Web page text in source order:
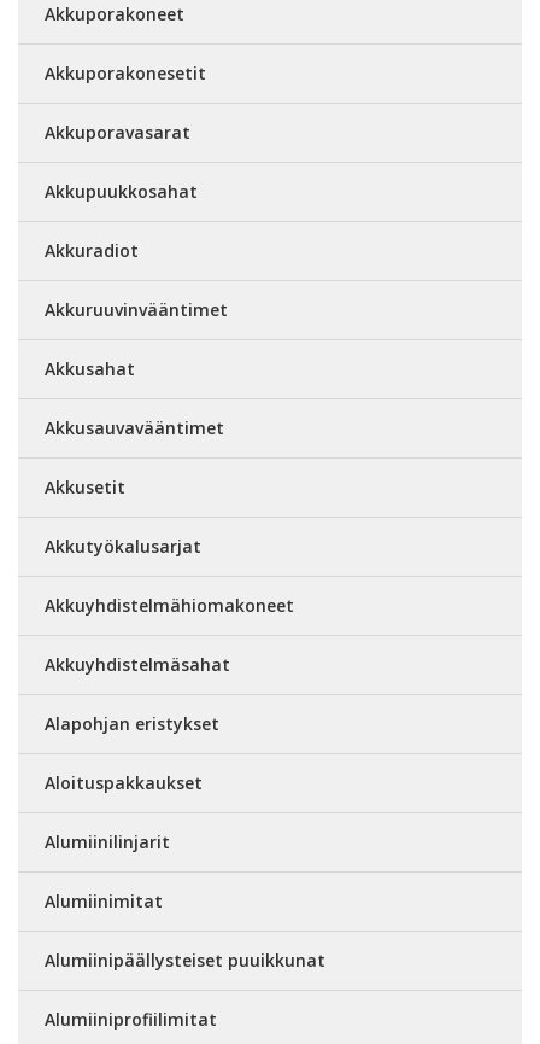
Akkuporakoneet
Akkuporakonesetit
Akkuporavasarat
Akkupuukkosahat
Akkuradiot
Akkuruuvinvääntimet
Akkusahat
Akkusauvavääntimet
Akkusetit
Akkutyökalusarjat
Akkuyhdistelmähiomakoneet
Akkuyhdistelmäsahat
Alapohjan eristykset
Aloituspakkaukset
Alumiinilinjarit
Alumiinimitat
Alumiinipäällysteiset puuikkunat
Alumiiniprofiilimitat